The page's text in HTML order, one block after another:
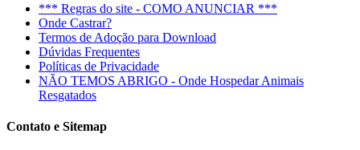
*** Regras do site - COMO ANUNCIAR ***
Onde Castrar?
Termos de Adoção para Download
Dúvidas Frequentes
Políticas de Privacidade
NÃO TEMOS ABRIGO - Onde Hospedar Animais
Resgatados
Contato e Sitemap